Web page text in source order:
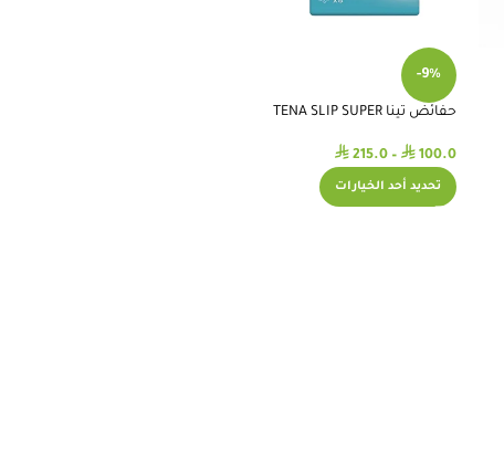
-9%
حفائض تينا TENA SLIP SUPER
⃁100.0
–
⃁215.0
تحديد أحد الخيارات